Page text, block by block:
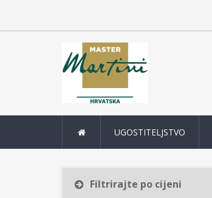
UGOSTITELJSTVO
Filtrirajte po cijeni